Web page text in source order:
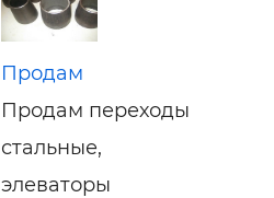
Продам
Продам переходы
стальные,
элеваторы